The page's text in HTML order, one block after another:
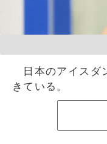
日本のアイスダ
きている。